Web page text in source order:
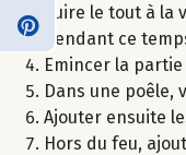
Cuire le tout à
Pendant ce
Emincer la
Dans une poêle,
Ajouter ensuite
Hors du feu,